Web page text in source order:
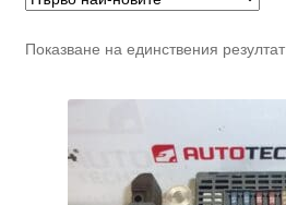
Показване на единствения резултат